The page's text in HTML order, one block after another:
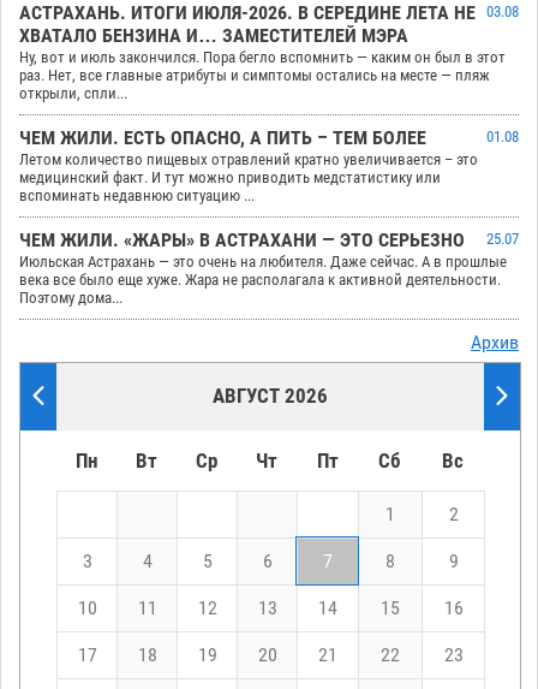
АСТРАХАНЬ. ИТОГИ ИЮЛЯ-2026. В СЕРЕДИНЕ ЛЕТА НЕ
ХВАТАЛО БЕНЗИНА И… ЗАМЕСТИТЕЛЕЙ МЭРА
03.08
Ну, вот и июль закончился. Пора бегло вспомнить — каким он был в этот
раз. Нет, все главные атрибуты и симптомы остались на месте — пляж
открыли, спли...
ЧЕМ ЖИЛИ. ЕСТЬ ОПАСНО, А ПИТЬ – ТЕМ БОЛЕЕ
01.08
Летом количество пищевых отравлений кратно увеличивается – это
медицинский факт. И тут можно приводить медстатистику или
вспоминать недавнюю ситуацию ...
ЧЕМ ЖИЛИ. «ЖАРЫ» В АСТРАХАНИ — ЭТО СЕРЬЕЗНО
25.07
Июльская Астрахань — это очень на любителя. Даже сейчас. А в прошлые
века все было еще хуже. Жара не располагала к активной деятельности.
Поэтому дома...
Архив
АВГУСТ 2026
Пн Вт Ср Чт Пт Сб Вс
1 2
3 4 5 6 7 8 9
10 11 12 13 14 15 16
17 18 19 20 21 22 23